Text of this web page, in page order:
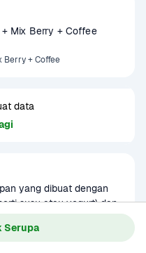
Serupa
Mix Berry + Coffee
Berry + Coffee
data
yang dibuat dengan
susu atau yogurt) dan
es sebelum dimakan.